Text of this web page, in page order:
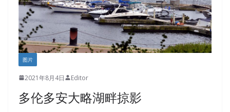
图片
2021年8月4日 Editor
多伦多安大略湖畔掠影